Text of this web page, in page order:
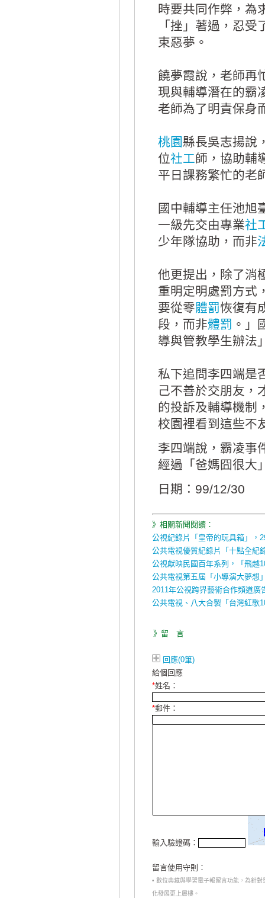
時要共同作弊，為
「挫」著過，忍
束惡夢。
饒夢霞說，老師再
現與輔導潛在的霸
老師為了明責保身
桃園縣長吳志揚說
位社工師，協助輔
平日課務繁忙的老
國中輔導主任池旭
一級先交由專業社
少年隊協助，而非
他更提出，除了消
重明定明處罰方式
要從零體罰恢復有
段，而非體罰 。」
導與管教學生辦法
私下追問李四端是
己不善於交朋友，
的投訴及輔導機制
校園裡看到這些不
李四端說，霸凌事
經過「爸媽囧很大
日期：99/12/30
》相關新聞閱讀：
公視紀錄片「皇帝的玩具箱」，
公共電視優質紀錄片「十點全紀
公視獻映民國百年系列，「飛越
公共電視第五屆「小導演大夢想
2011年公視跨界藝術合作頻道廣
公共電視、八大合製「台灣紅歌
》留 言
回應(0筆)
給個回應
*姓名：
*郵件：
輸入驗證碼：
留言使用守則：
• 數位典藏與學習電子報留言功能，為針
化發展更上層樓。